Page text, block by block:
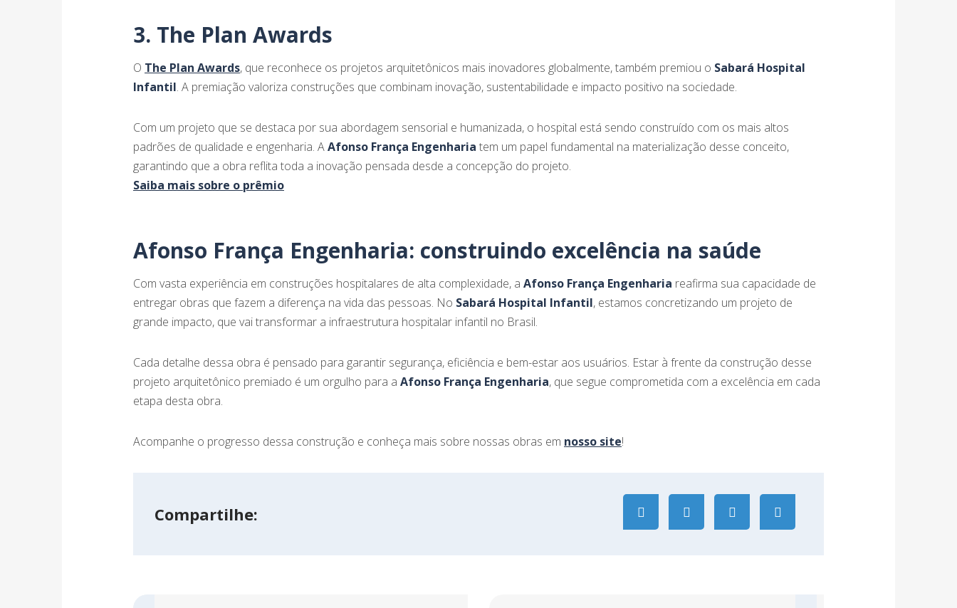
3. The Plan Awards
O The Plan Awards, que reconhece os projetos arquitetônicos mais inovadores globalmente, também premiou o Sabará Hospital
Infantil. A premiação valoriza construções que combinam inovação, sustentabilidade e impacto positivo na sociedade.
Com um projeto que se destaca por sua abordagem sensorial e humanizada, o hospital está sendo construído com os mais altos
padrões de qualidade e engenharia. AAfonso França Engenharia tem um papel fundamental na materialização desse conceito,
garantindo que a obra reflita toda a inovação pensada desde a concepção do projeto.
Saiba mais sobre o prêmio
Afonso França Engenharia: construindo excelência na saúde
Com vasta experiência em construções hospitalares de alta complexidade, a Afonso França Engenharia reafirma sua capacidade de
entregar obras que fazem a diferença na vida das pessoas. No Sabará Hospital Infantil, estamos concretizando um projeto de
grande impacto, que vai transformar a infraestrutura hospitalar infantil no Brasil.
Cada detalhe dessa obra é pensado para garantir segurança, eficiência e bem-estar aos usuários. Estar à frente da construção desse
projeto arquitetônico premiado é um orgulho para a Afonso França Engenharia, que segue comprometida com a excelência em cada
etapa desta obra.
Acompanhe o progresso dessa construção e conheça mais sobre nossas obras em nosso site!
Compartilhe: